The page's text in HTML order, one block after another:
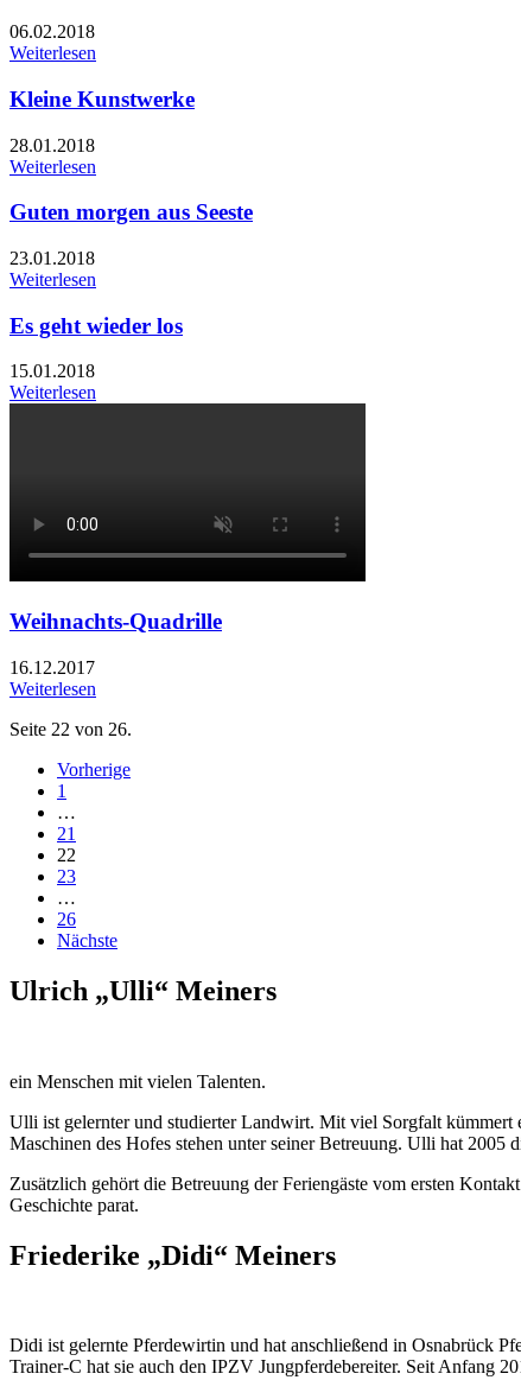
06.02.2018
Weiterlesen
Kleine Kunstwerke
28.01.2018
Weiterlesen
Guten morgen aus Seeste
23.01.2018
Weiterlesen
Es geht wieder los
15.01.2018
Weiterlesen
Weihnachts-Quadrille
16.12.2017
Weiterlesen
Seite 22 von 26.
Vorherige
1
…
21
22
23
…
26
Nächste
Ulrich „Ulli“ Meiners
ein Menschen mit vielen Talenten.
Ulli ist gelernter und studierter Landwirt. Mit viel Sorgfalt kümmert
Maschinen des Hofes stehen unter seiner Betreuung. Ulli hat 2005
Zusätzlich gehört die Betreuung der Feriengäste vom ersten
Geschichte parat.
Friederike „Didi“ Meiners
Didi ist gelernte Pferdewirtin und hat anschließend in Osnabrück
Trainer-C hat sie auch den IPZV Jungpferdebereiter. Seit Anfang